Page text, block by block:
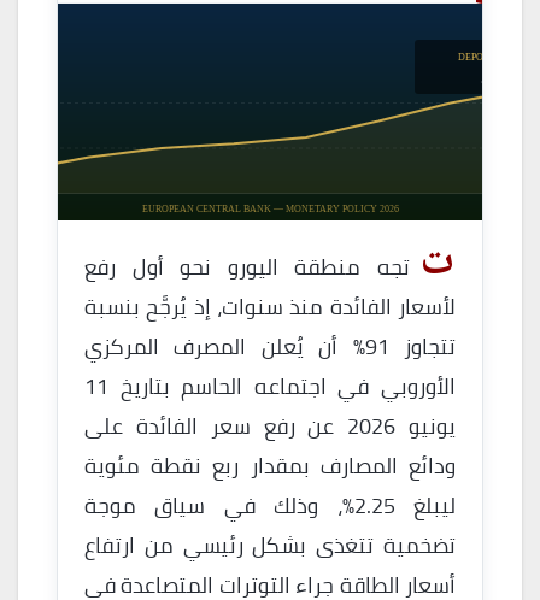
DEPOSIT
EUROPEAN CENTRAL BANK — MONETARY POLICY 2026
ت تجه منطقة اليورو نحو أول رفع
لأسعار الفائدة منذ سنوات، إذ يُرجَّح بنسبة
تتجاوز 91% أن يُعلن المصرف المركزي
الأوروبي في اجتماعه الحاسم بتاريخ 11
يونيو 2026 عن رفع سعر الفائدة على
ودائع المصارف بمقدار ربع نقطة مئوية
ليبلغ 2.25%، وذلك في سياق موجة
تضخمية تتغذى بشكل رئيسي من ارتفاع
أسعار الطاقة جراء التوترات المتصاعدة في